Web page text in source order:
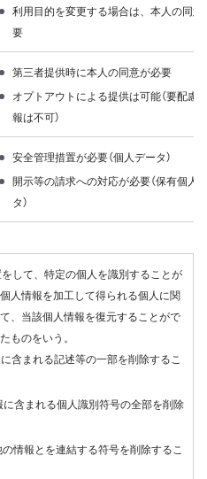
利用目的を変更する場合は、本人の同意
要
第三者提供時に本人の同意が必要
オプトアウトによる提供は可能（要配慮
報は不可）
安全管理措置が必要（個人データ）
開示等の請求への対応が必要（保有個人
タ）
して、特定の個人を識別することが
人情報を加工して得られる個人に関
、当該個人情報を復元することがで
ものをいう。
含まれる記述等の一部を削除するこ
に含まれる個人識別符号の全部を削除
情報とを連結する符号を削除するこ